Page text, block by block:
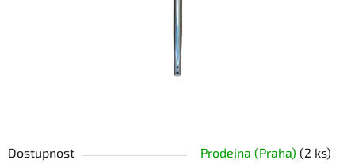
Dostupnost Prodejna (Praha) (2 ks)